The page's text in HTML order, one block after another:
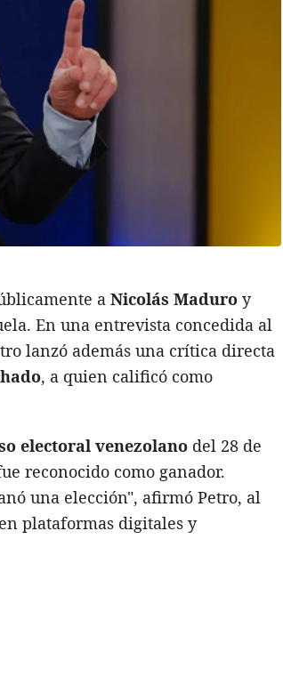
a Nicolás Maduro y
En una entrevista concedida al
lanzó además una crítica directa
, a quien calificó como
electoral venezolano del 28 de
reconocido como ganador.
una elección", afirmó Petro, al
plataformas digitales y